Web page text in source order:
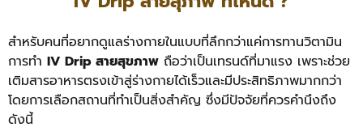
สำหรับคนที่อยากดูแลร่างกายในแบบที่ลึกกว่าแค่การทานวิตามิน
การทำ IV Drip สายสุขภาพ ถือว่าเป็นเทรนด์ที่มาแรง เพราะช่วย
เติมสารอาหารตรงเข้าสู่ร่างกายได้เร็วและมีประสิทธิภาพมากกว่า
โดยการเลือกสถานที่ทำเป็นสิ่งสำคัญ ซึ่งมีปัจจัยที่ควรคำนึงถึง
ดังนี้